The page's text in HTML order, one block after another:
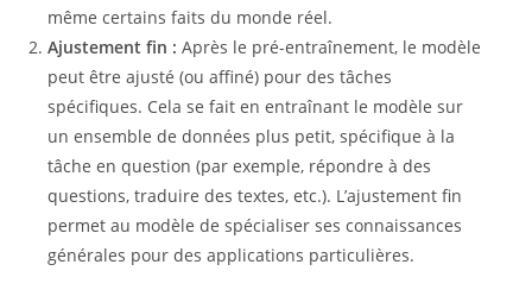
même certains faits du monde réel.
Ajustement fin : Après le pré-entraînement, le modèle
peut être ajusté (ou affiné) pour des tâches
spécifiques. Cela se fait en entraînant le modèle sur
un ensemble de données plus petit, spécifique à la
tâche en question (par exemple, répondre à des
questions, traduire des textes, etc.). L’ajustement fin
permet au modèle de spécialiser ses connaissances
générales pour des applications particulières.